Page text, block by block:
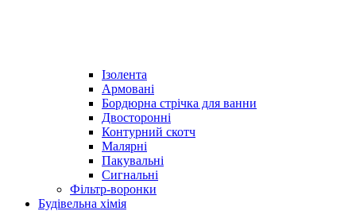
Ізолента
Армовані
Бордюрна стрічка для ванни
Двосторонні
Контурний скотч
Малярні
Пакувальні
Сигнальні
Фільтр-воронки
Будівельна хімія